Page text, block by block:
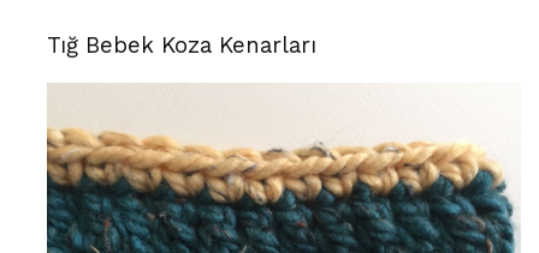
Tığ Bebek Koza Kenarları